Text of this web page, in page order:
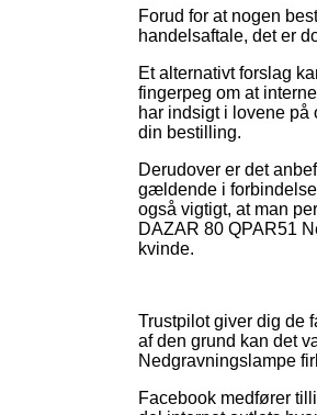
Forud for at nogen
handelsaftale, det er
Et alternativt forslag
fingerpeg om at
har indsigt i lovene
din bestilling.
Derudover er det
gældende i
også vigtigt, at man
DAZAR 80 QPAR51
kvinde.
Trustpilot giver dig de
af den grund kan det
Nedgravningslampe
Facebook medfører